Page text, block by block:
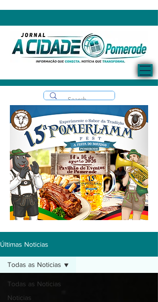
Últimas Noticias
Todas as Noticias
Noticias
Todas as Noticias